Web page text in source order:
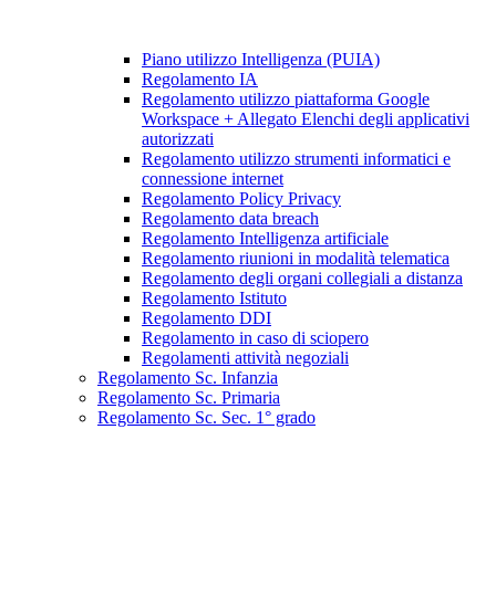
Piano utilizzo Intelligenza (PUIA)
Regolamento IA
Regolamento utilizzo piattaforma Google
Workspace + Allegato Elenchi degli applicativi
autorizzati
Regolamento utilizzo strumenti informatici e
connessione internet
Regolamento Policy Privacy
Regolamento data breach
Regolamento Intelligenza artificiale
Regolamento riunioni in modalità telematica
Regolamento degli organi collegiali a distanza
Regolamento Istituto
Regolamento DDI
Regolamento in caso di sciopero
Regolamenti attività negoziali
Regolamento Sc. Infanzia
Regolamento Sc. Primaria
Regolamento Sc. Sec. 1° grado